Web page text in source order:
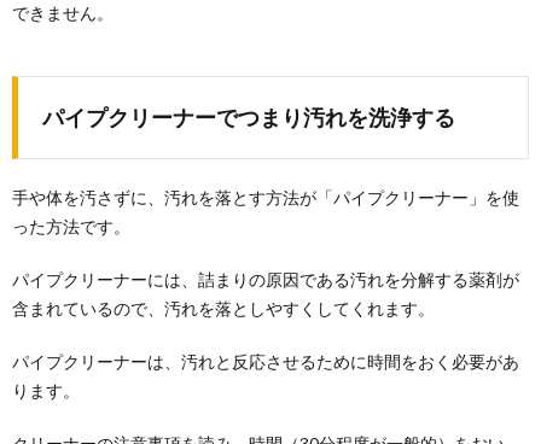
できません。
パイプクリーナーでつまり汚れを洗浄する
手や体を汚さずに、汚れを落とす方法が「パイプクリーナー」を使
った方法です。
パイプクリーナーには、詰まりの原因である汚れを分解する薬剤が
含まれているので、汚れを落としやすくしてくれます。
パイプクリーナーは、汚れと反応させるために時間をおく必要があ
ります。